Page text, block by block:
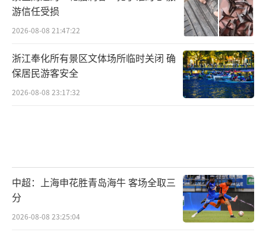
游信任受损
2026-08-08 21:47:22
浙江奉化所有景区文体场所临时关闭 确
保居民游客安全
2026-08-08 23:17:32
中超：上海申花胜青岛海牛 客场全取三
分
2026-08-08 23:25:04